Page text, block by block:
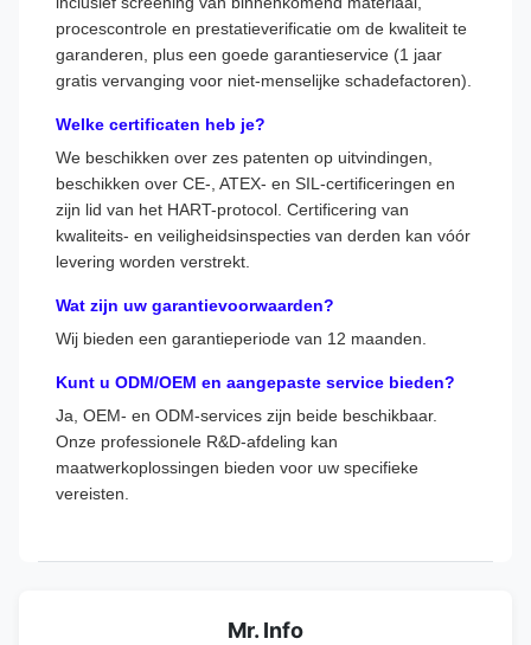
procescontrole en prestatieverificatie om de kwaliteit te
garanderen, plus een goede garantieservice (1 jaar
gratis vervanging voor niet-menselijke schadefactoren).
Welke certificaten heb je?
We beschikken over zes patenten op uitvindingen,
beschikken over CE-, ATEX- en SIL-certificeringen en
zijn lid van het HART-protocol. Certificering van
kwaliteits- en veiligheidsinspecties van derden kan vóór
levering worden verstrekt.
Wat zijn uw garantievoorwaarden?
Wij bieden een garantieperiode van 12 maanden.
Kunt u ODM/OEM en aangepaste service bieden?
Ja, OEM- en ODM-services zijn beide beschikbaar.
Onze professionele R&D-afdeling kan
maatwerkoplossingen bieden voor uw specifieke
vereisten.
Mr. Info